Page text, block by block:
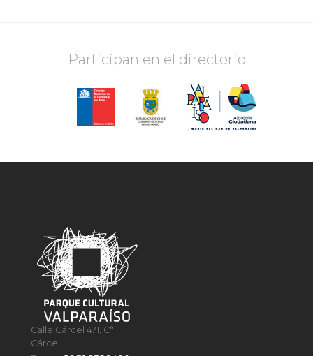
Participan en el directorio
Calle Cárcel 471, C°
Cárcel